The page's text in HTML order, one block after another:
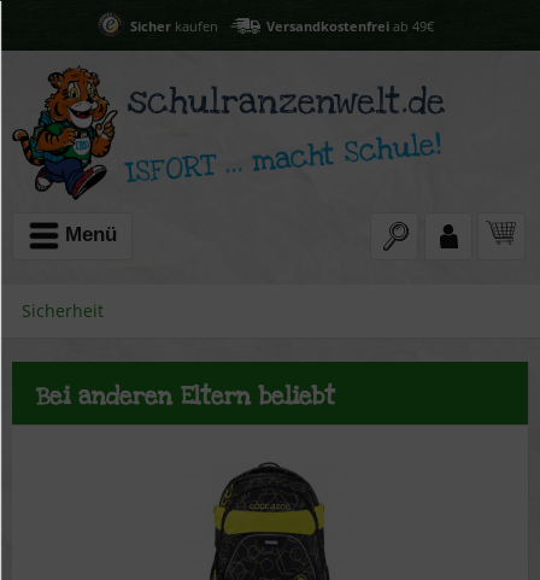
Sicherkaufen Versandkostenfreiab 49€
Menü
Sicherheit
Bei anderen Eltern beliebt